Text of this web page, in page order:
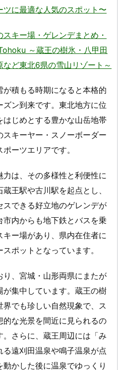
に最適な人気のスポット〜
スキー場・ゲレンデまとめ・
～蔵王の樹氷・八甲田
ど東北6県の雪山リゾート～
積もる時期になると本格的
ン到来です。東北地方に位
じめとする豊かな山岳地帯
キーヤー・スノーボーダー
ーツエリアです。
は、その多様性と利便性に
王駅や古川駅を起点とし、
できる好立地のゲレンデが
内からも地下鉄とバスを乗
ー場があり、県内在住者に
ポットとなっています。
、宮城・山形両県にまたが
集中しています。蔵王の樹
でも珍しい自然現象で、ス
な光景を間近に見られるの
さらに、蔵王周辺には「み
遠刈田温泉や鳴子温泉が点
かした後に温泉でゆっくり